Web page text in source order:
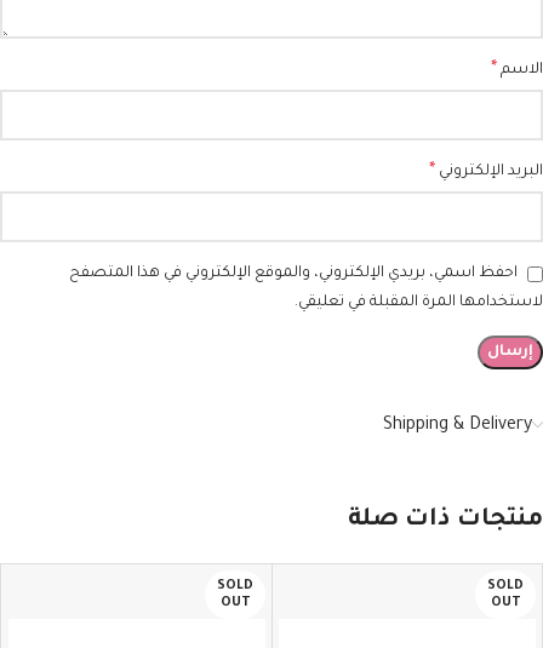
الاسم *
البريد الإلكتروني *
احفظ اسمي، بريدي الإلكتروني، والموقع الإلكتروني في هذا المتصفح
لاستخدامها المرة المقبلة في تعليقي.
Shipping & Delivery
منتجات ذات صلة
SOLD
OUT
SOLD
OUT